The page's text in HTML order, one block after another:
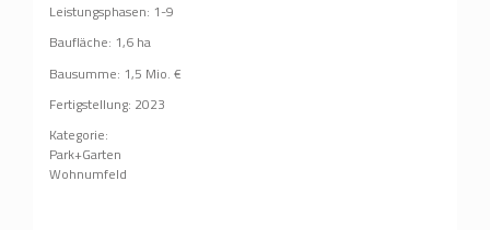
Leistungsphasen: 1-9
Baufläche: 1,6 ha
Bausumme: 1,5 Mio. €
Fertigstellung: 2023
Kategorie:
Park+Garten
Wohnumfeld